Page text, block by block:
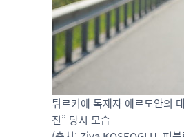
튀르키에 독재자 에르도안의
진” 당시 모습